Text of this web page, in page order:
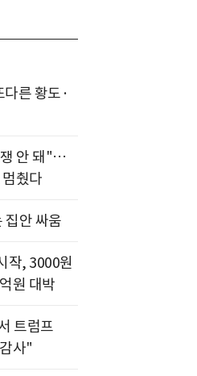
른 황도·
쟁 안 돼"…
췄다
집안 싸움
작, 3000원
원 대박
트럼프
사"